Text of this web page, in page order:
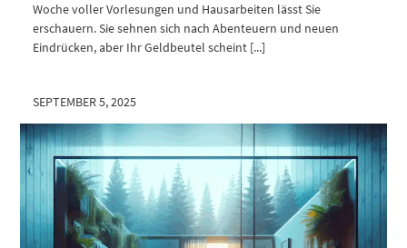
Woche voller Vorlesungen und Hausarbeiten lässt Sie
erschauern. Sie sehnen sich nach Abenteuern und neuen
Eindrücken, aber Ihr Geldbeutel scheint [...]
SEPTEMBER 5, 2025